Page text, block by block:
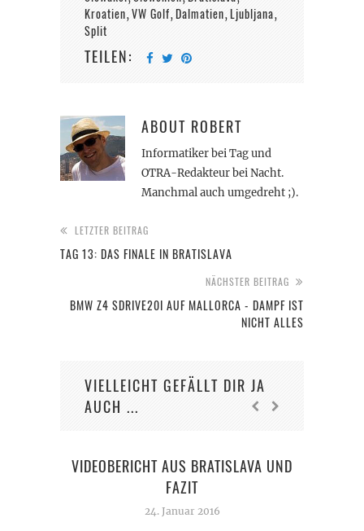
Kroatien,VW Golf,Dalmatien,Ljubljana,
Split
TEILEN:
ABOUT ROBERT
Informatiker bei Tag und
OTRA-Redakteur bei Nacht.
Manchmal auch umgedreht ;).
LETZTER BEITRAG
TAG 13: DAS FINALE IN BRATISLAVA
NÄCHSTER BEITRAG
BMW Z4 SDRIVE20I AUF MALLORCA - DAMPF IST
NICHT ALLES
VIELLEICHT GEFÄLLT DIR JA
AUCH ...
VIDEOBERICHT AUS BRATISLAVA UND
FAZIT
24. Januar 2016